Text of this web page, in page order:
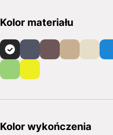
Kolor materiału
Kolor wykończenia